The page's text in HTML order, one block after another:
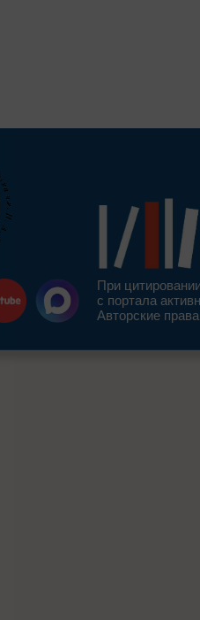
При
с портала
Авторские